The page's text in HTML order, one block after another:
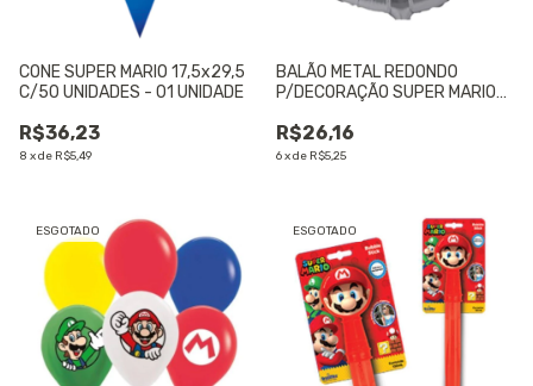
CONE SUPER MARIO 17,5x29,5
C/50 UNIDADES - 01 UNIDADE
R$36,23
8 xde R$5,49
BALÃO METAL REDONDO
P/DECORAÇÃO SUPER MARIO
R$26,16
6xde R$5,25
ESGOTADO ESGOTADO